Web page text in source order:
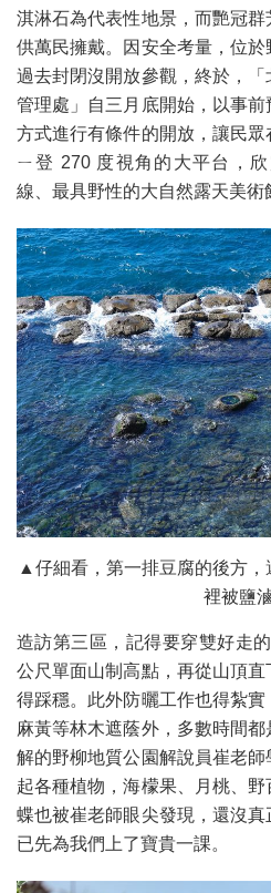
淇淋石為代表性地景，而艷冠
供萬民擁戴。因安全考量，位於
過去封閉沒開放參觀，終於，
管理處」自三月底開始，以事
方式進行有條件的開放，讓民
ㄧ登 270 度視角的大平台，
線、最具野性的大自然露天美術
▲仔細看，第一排豆腐的後方
裡被鹽
造訪第三區，記得要穿雙好走
公尺單面山制高點，再從山頂
得踩穩。此外防曬工作也得紮
麻黃等林木遮蔭外，多數時間
解的野柳地質公園解說員崔老
起各種植物，海檬果、月桃、
蝶也被崔老師眼尖發現，還沒真
已先為我們上了寶貴一課。